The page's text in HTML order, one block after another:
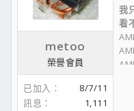
metoo
榮譽會員
已加入
8/7/11
訊息
1,111
我
看